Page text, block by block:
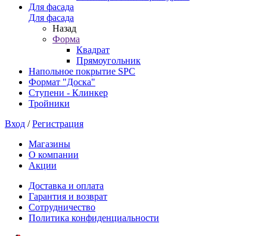
Для фасада
Для фасада
Назад
Форма
Квадрат
Прямоугольник
Напольное покрытие SPC
Формат "Доска"
Ступени - Клинкер
Тройники
Вход /Регистрация
Магазины
О компании
Акции
Доставка и оплата
Гарантия и возврат
Сотрудничество
Политика конфиденциальности